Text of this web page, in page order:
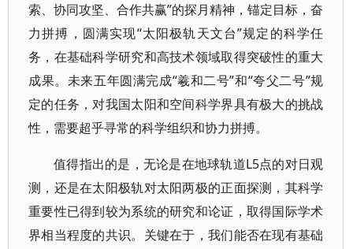
索、协同攻坚、合作共赢”的探月精神，锚定目标，奋
力拼搏，圆满实现“太阳极轨天文台”规定的科学任
务，在基础科学研究和高技术领域取得突破性的重大
成果。未来五年圆满完成“羲和二号”和“夸父二号”规
定的任务，对我国太阳和空间科学界具有极大的挑战
性，需要超乎寻常的科学组织和协力拼搏。
值得指出的是，无论是在地球轨道L5点的对日观
测，还是在太阳极轨对太阳两极的正面探测，其科学
重要性已得到较为系统的研究和论证，取得国际学术
界相当程度的共识。关键在于，我们能否在现有基础